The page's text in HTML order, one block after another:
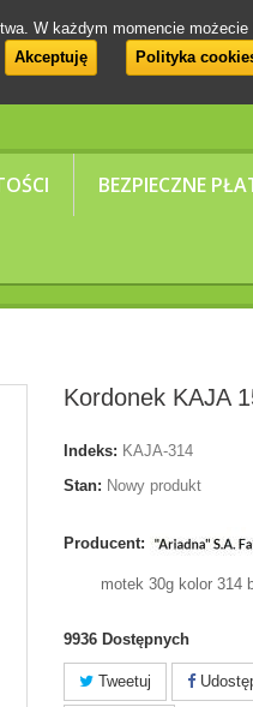
BEZPIECZNE
W każdym momencie
Akceptuję Polityka
Kordonek KAJA
Indeks: KAJA-314
Stan: Nowy produkt
Producent:
motek 30g kolor 314
9936 Dostępnych
Tweetuj